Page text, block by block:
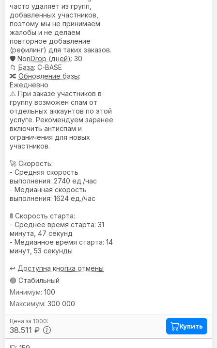
часто удаляет из групп,
добавленных участников,
поэтому мы не принимаем
жалобы и не делаем
повторное добавление
(рефилинг) для таких заказов.
🛡️ NonDrop (дней): 30
📁 База: C-BASE
🔀 Обновление базы:
Ежедневно
⚠️ При заказе участников в
группу возможен спам от
отдельных аккаунтов по этой
услуге. Рекомендуем заранее
включить антиспам и
ограничения для новых
участников.
🚀 Скорость:
- Средняя скорость
выполнения: 2740 ед./час
- Медианная скорость
выполнения: 1624 ед./час
🚦 Скорость старта:
- Среднее время старта: 31
минута, 47 секунд
- Медианное время старта: 14
минут, 53 секунды
↩️ Доступна кнопка отмены
🟢 Стабильный
38.511 ₽
100
300 000
Купить